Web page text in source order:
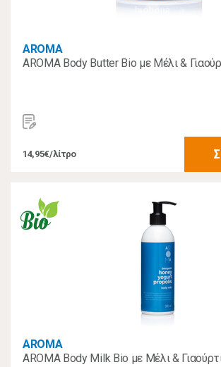
AROMA
AROMA Body Butter Bio με Μέλι &
14,95€/λίτρο
AROMA
AROMA Body Milk Βio με Μέλι &